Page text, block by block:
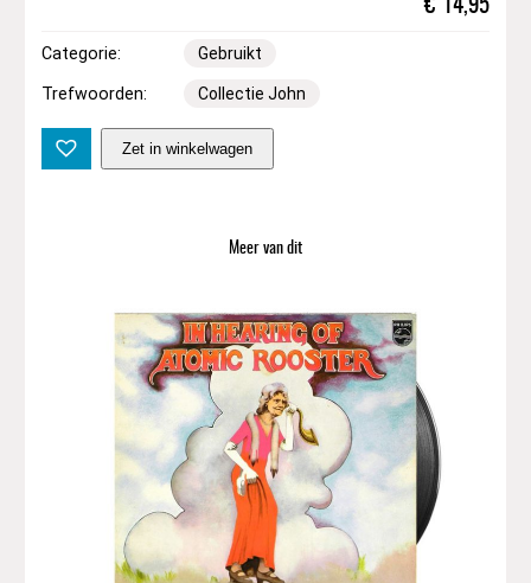
€ 14,95
Categorie: Gebruikt
Trefwoorden: Collectie John
e
c
M
o
d
e
‎
–
A
Q
u
e
Zet in winkelwagen
Meer van dit